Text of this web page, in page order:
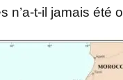
n’a-t-il jamais été